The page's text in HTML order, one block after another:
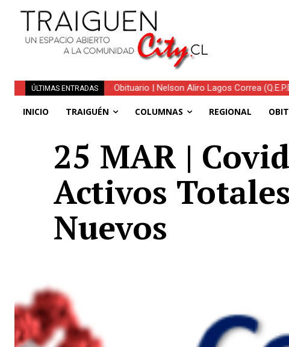
ÚLTIMAS ENTRADAS Obituario | Nelson Aliro Lagos Correa
INICIO TRAIGUÉN COLUMNAS REGIONAL
25 MAR |
Activos
Nuevos